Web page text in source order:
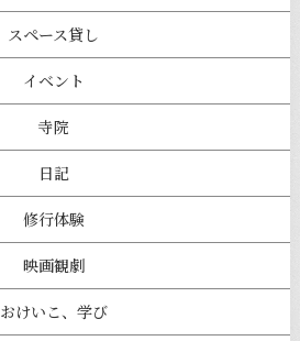
スペース貸し
イベント
寺院
日記
修行体験
映画観劇
おけいこ、学び